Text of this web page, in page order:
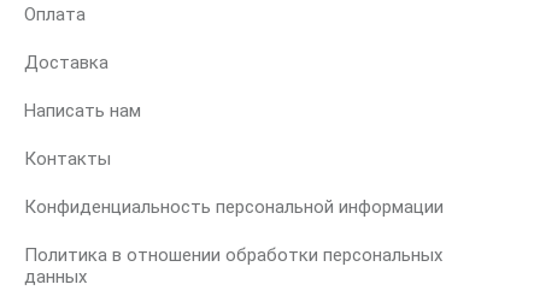
Оплата
Доставка
Написать нам
Контакты
Конфиденциальность персональной информации
Политика в отношении обработки персональных
данных